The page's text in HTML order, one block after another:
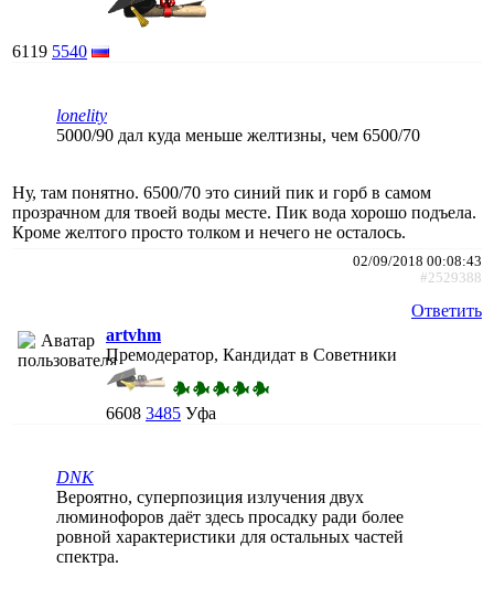
6119 5540
lonelity
5000/90 дал куда меньше желтизны, чем 6500/70
Ну, там понятно. 6500/70 это синий пик и горб в самом
прозрачном для твоей воды месте. Пик вода хорошо подъела.
Кроме желтого просто толком и нечего не осталось.
02/09/2018 00:08:43
#2529388
Ответить
artvhm
Премодератор, Кандидат в Советники
6608 3485 Уфа
DNK
Вероятно, суперпозиция излучения двух
люминофоров даёт здесь просадку ради более
ровной характеристики для остальных частей
спектра.